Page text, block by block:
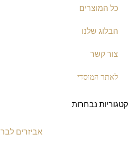
כל המוצרים
הבלוג שלנו
צור קשר
לאתר המוסדי
קטגוריות נבחרות
אביזרים לבר